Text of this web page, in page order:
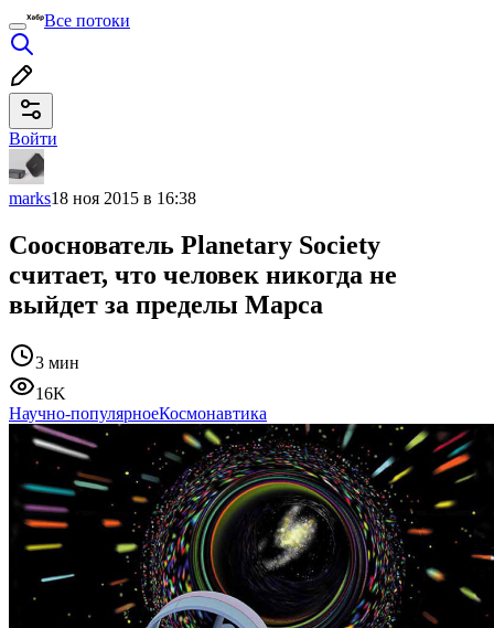
Все потоки
Войти
marks18 ноя 2015 в 16:38
Сооснователь Planetary Society
считает, что человек никогда не
выйдет за пределы Марса
3 мин
16K
Научно-популярноеКосмонавтика